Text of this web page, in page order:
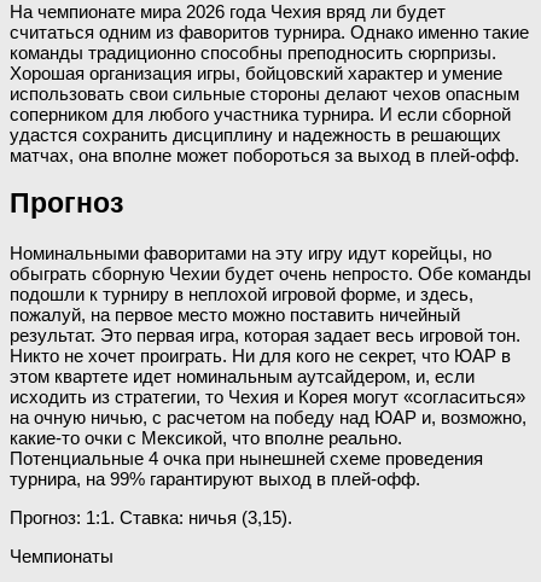
На чемпионате мира 2026 года Чехия вряд ли будет
считаться одним из фаворитов турнира. Однако именно такие
команды традиционно способны преподносить сюрпризы.
Хорошая организация игры, бойцовский характер и умение
использовать свои сильные стороны делают чехов опасным
соперником для любого участника турнира. И если сборной
удастся сохранить дисциплину и надежность в решающих
матчах, она вполне может побороться за выход в плей-офф.
Прогноз
Номинальными фаворитами на эту игру идут корейцы, но
обыграть сборную Чехии будет очень непросто. Обе команды
подошли к турниру в неплохой игровой форме, и здесь,
пожалуй, на первое место можно поставить ничейный
результат. Это первая игра, которая задает весь игровой тон.
Никто не хочет проиграть. Ни для кого не секрет, что ЮАР в
этом квартете идет номинальным аутсайдером, и, если
исходить из стратегии, то Чехия и Корея могут «согласиться»
на очную ничью, с расчетом на победу над ЮАР и, возможно,
какие-то очки с Мексикой, что вполне реально.
Потенциальные 4 очка при нынешней схеме проведения
турнира, на 99% гарантируют выход в плей-офф.
Прогноз: 1:1. Ставка: ничья (3,15).
Чемпионаты